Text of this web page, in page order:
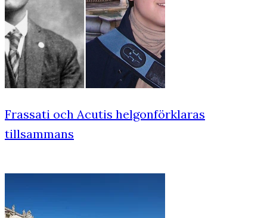
Frassati och Acutis helgonförklaras
tillsammans